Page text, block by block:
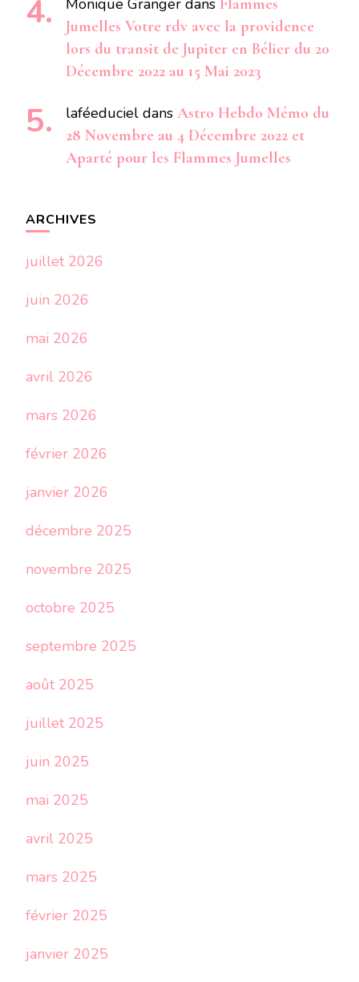
Monique Granger dans Flammes
Jumelles Votre rdv avec la providence
lors du transit de Jupiter en Bélier du 20
Décembre 2022 au 15 Mai 2023
laféeduciel dans Astro Hebdo Mémo du
28 Novembre au 4 Décembre 2022 et
Aparté pour les Flammes Jumelles
ARCHIVES
juillet 2026
juin 2026
mai 2026
avril 2026
mars 2026
février 2026
janvier 2026
décembre 2025
novembre 2025
octobre 2025
septembre 2025
août 2025
juillet 2025
juin 2025
mai 2025
avril 2025
mars 2025
février 2025
janvier 2025